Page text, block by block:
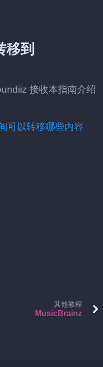
移到
接收本指南介绍
可以转移哪些内容
其他教程
MusicBrainz